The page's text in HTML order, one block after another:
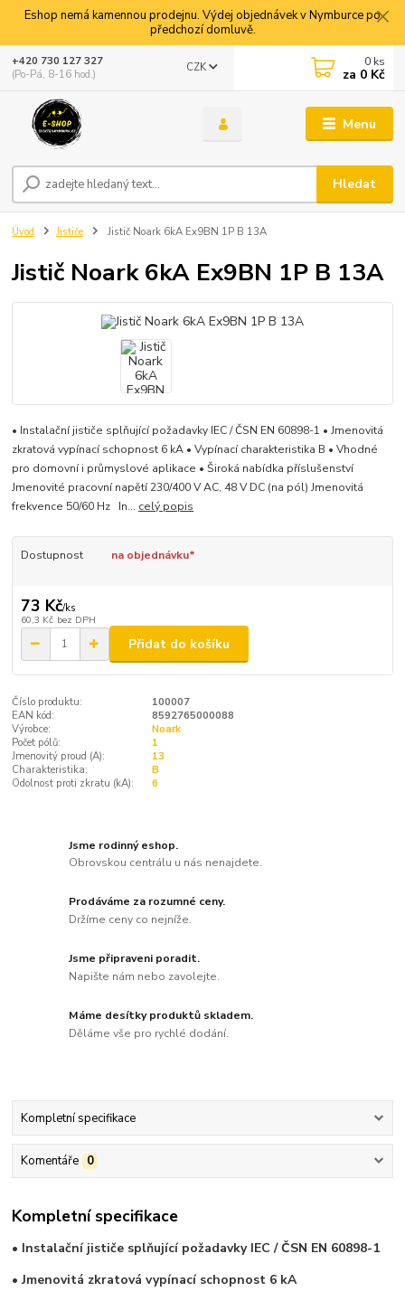
Eshop nemá kamennou prodejnu. Výdej objednávek v Nymburce po
předchozí domluvě.
Menu
CZK
Hledat
+420 730 127 327
(Po-Pá, 8-16 hod.)
0 ks
za 0 Kč
Úvod Jističe Jistič Noark 6kA Ex9BN 1P B 13A
Jistič Noark 6kA Ex9BN 1P B 13A
• Instalační jističe splňující požadavky IEC / ČSN EN 60898-1 • Jmenovitá
zkratová vypínací schopnost 6 kA • Vypínací charakteristika B • Vhodné
pro domovní i průmyslové aplikace • Široká nabídka příslušenství
Jmenovité pracovní napětí 230/400 V AC, 48 V DC (na pól) Jmenovitá
frekvence 50/60 Hz In... celý popis
Dostupnost na objednávku*
73 Kč/ks
60,3 Kč bez DPH
Přidat do košíku
Číslo produktu:
100007
EAN kód:
8592765000088
Výrobce:
Noark
Počet pólů:
1
Jmenovitý proud (A):
13
Charakteristika:
B
Odolnost proti zkratu (kA):
6
Jsme rodinný eshop.
Obrovskou centrálu u nás nenajdete.
Prodáváme za rozumné ceny.
Držíme ceny co nejníže.
Jsme připraveni poradit.
Napište nám nebo zavolejte.
Máme desítky produktů skladem.
Děláme vše pro rychlé dodání.
Kompletní specifikace
Komentáře 0
Kompletní specifikace
• Instalační jističe splňující požadavky IEC / ČSN EN 60898-1
• Jmenovitá zkratová vypínací schopnost 6 kA